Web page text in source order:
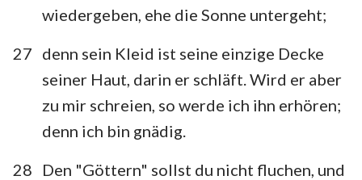
wiedergeben, ehe die Sonne untergeht;
27 denn sein Kleid ist seine einzige Decke
seiner Haut, darin er schläft. Wird er aber
zu mir schreien, so werde ich ihn erhören;
denn ich bin gnädig.
28
Den "Göttern" sollst du nicht fluchen, und